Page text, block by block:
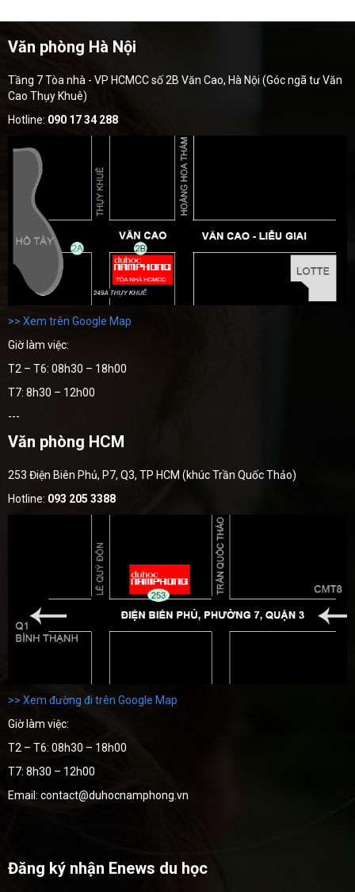
Văn phòng Hà Nội
Tầng 7 Tòa nhà - VP HCMCC số 2B Văn Cao, Hà Nội (Góc ngã tư Văn
Cao Thụy Khuê)
Hotline: 090 17 34 288
>> Xem trên Google Map
Giờ làm việc:
T2 – T6: 08h30 – 18h00
T7: 8h30 – 12h00
---
Văn phòng HCM
253 Điện Biên Phủ, P7, Q3, TP HCM (khúc Trần Quốc Thảo)
Hotline: 093 205 3388
>> Xem đường đi trên Google Map
Giờ làm việc:
T2 – T6: 08h30 – 18h00
T7: 8h30 – 12h00
Email: contact@duhocnamphong.vn
Đăng ký nhận Enews du học